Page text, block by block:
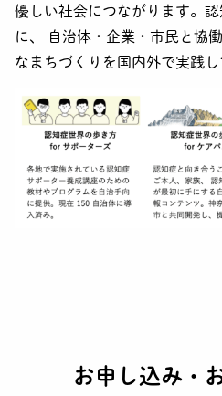
優しい社会につながります。
に、 自治体・企業・市民と協
なまちづくりを国内外で実践し
お申し込み・